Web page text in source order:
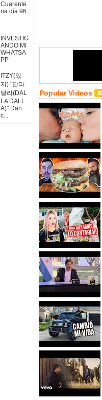
Cuarente
na día 96
INVESTIG
ANDO MI
WHATSA
PP
ITZY(있
지) "달라
달라(DAL
LA DALL
A)" Dan
c...
Popular Videos